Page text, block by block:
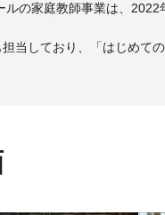
の家庭教師事業は、
当しており、「はじめて
ドコーチ